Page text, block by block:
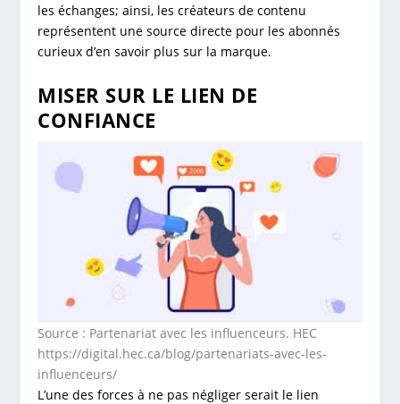
les échanges; ainsi, les créateurs de contenu
représentent une source directe pour les abonnés
curieux d’en savoir plus sur la marque.
MISER SUR LE LIEN DE
CONFIANCE
Source : Partenariat avec les influenceurs. HEC
https://digital.hec.ca/blog/partenariats-avec-les-
influenceurs/
L’une des forces à ne pas négliger serait le lien